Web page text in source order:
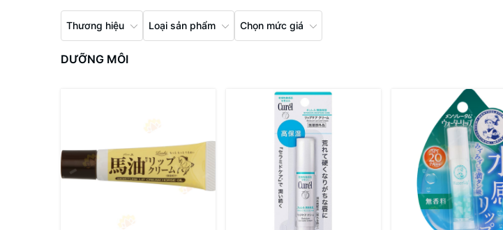
Thương hiệu Loại sản phẩm Chọn mức giá
DƯỠNG MÔI